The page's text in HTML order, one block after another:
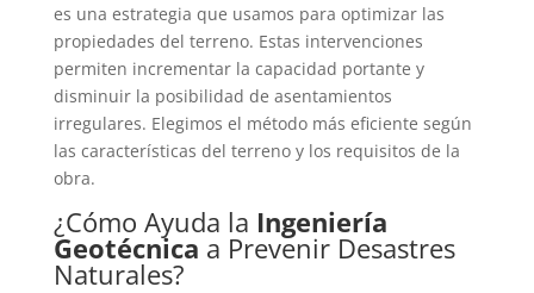
es una estrategia que usamos para optimizar las
propiedades del terreno. Estas intervenciones
permiten incrementar la capacidad portante y
disminuir la posibilidad de asentamientos
irregulares. Elegimos el método más eficiente según
las características del terreno y los requisitos de la
obra.
¿Cómo Ayuda la Ingeniería
Geotécnica a Prevenir Desastres
Naturales?